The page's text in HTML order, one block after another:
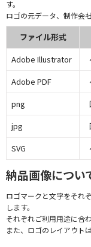
す。
ロゴの元データ、制作会
ファイル形式
Adobe Illustrator
Adobe PDF
png
jpg
SVG
納品画像につい
ロゴマークと文字をそれ
します。
それぞれご利用用途に合
また、ロゴのレイアウト